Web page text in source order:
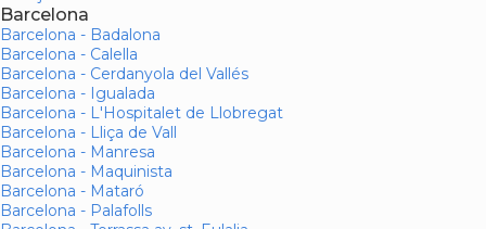
Barcelona
Barcelona - Badalona
Barcelona - Calella
Barcelona - Cerdanyola del Vallés
Barcelona - Igualada
Barcelona - L'Hospitalet de Llobregat
Barcelona - Lliça de Vall
Barcelona - Manresa
Barcelona - Maquinista
Barcelona - Mataró
Barcelona - Palafolls